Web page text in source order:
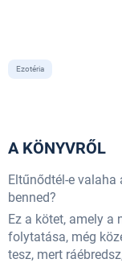
Ezotéria
A KÖNYVRŐL
Eltűnődtél-e valaha
benned?
Ez a kötet, amely a
folytatása, még
tesz, mert